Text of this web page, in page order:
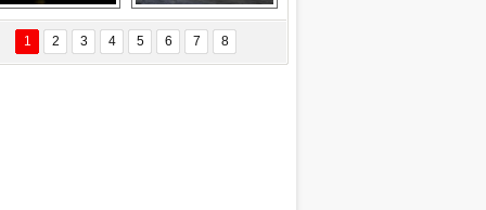
ÖZYANIK
Değişti?
Delta uçağına
yıldırım çarptı
Ford Focus RS
(2015)
1 2 3 4 5 6 7 8